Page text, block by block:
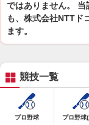
ではありません。
も、株式会社NTTド
ます。
競技一覧
プロ野球 プロ野球